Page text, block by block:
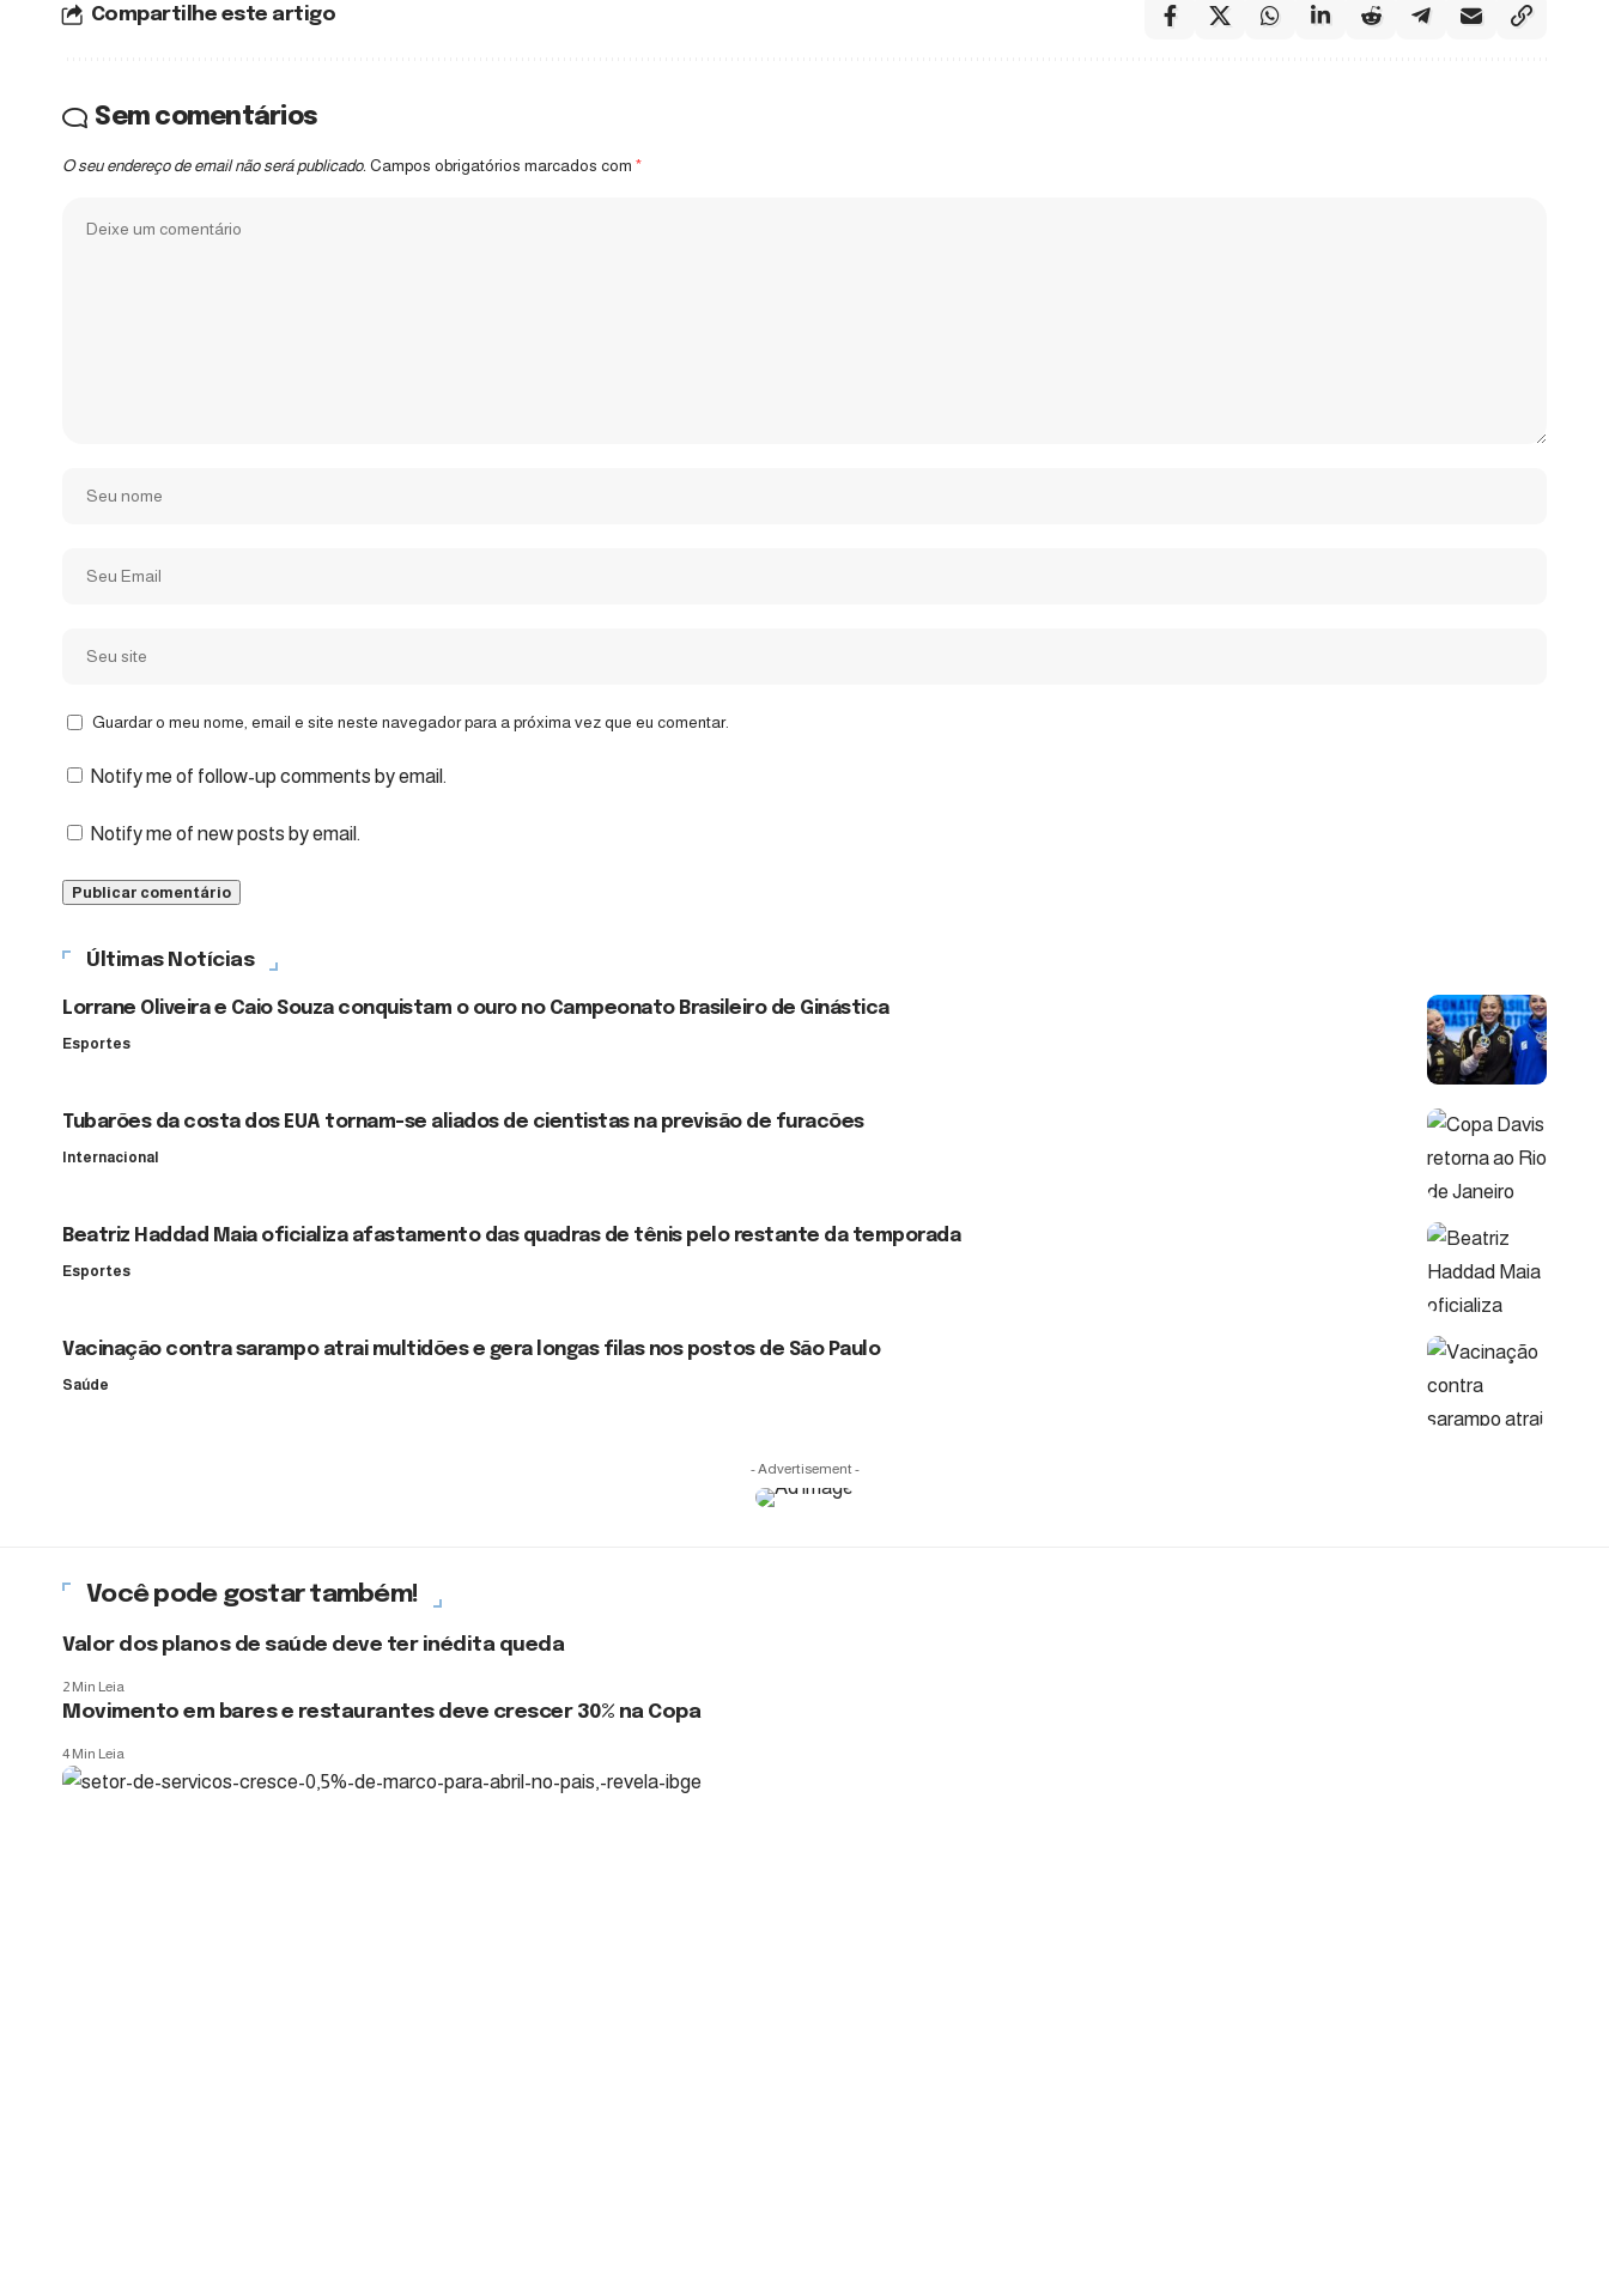
Compartilhe este artigo
Sem comentários
O seu endereço de email não será publicado. Campos obrigatórios marcados com *
Guardar o meu nome, email e site neste navegador para a próxima vez que eu comentar.
Notify me of follow-up comments by email.
Notify me of new posts by email.
Últimas Notícias
Lorrane Oliveira e Caio Souza conquistam o ouro no Campeonato Brasileiro de Ginástica
Esportes
Tubarões da costa dos EUA tornam-se aliados de cientistas na previsão de furacões
Internacional
Beatriz Haddad Maia oficializa afastamento das quadras de tênis pelo restante da temporada
Esportes
Vacinação contra sarampo atrai multidões e gera longas filas nos postos de São Paulo
Saúde
- Advertisement -
Você pode gostar também!
Valor dos planos de saúde deve ter inédita queda
2 Min Leia
Movimento em bares e restaurantes deve crescer 30% na Copa
4 Min Leia